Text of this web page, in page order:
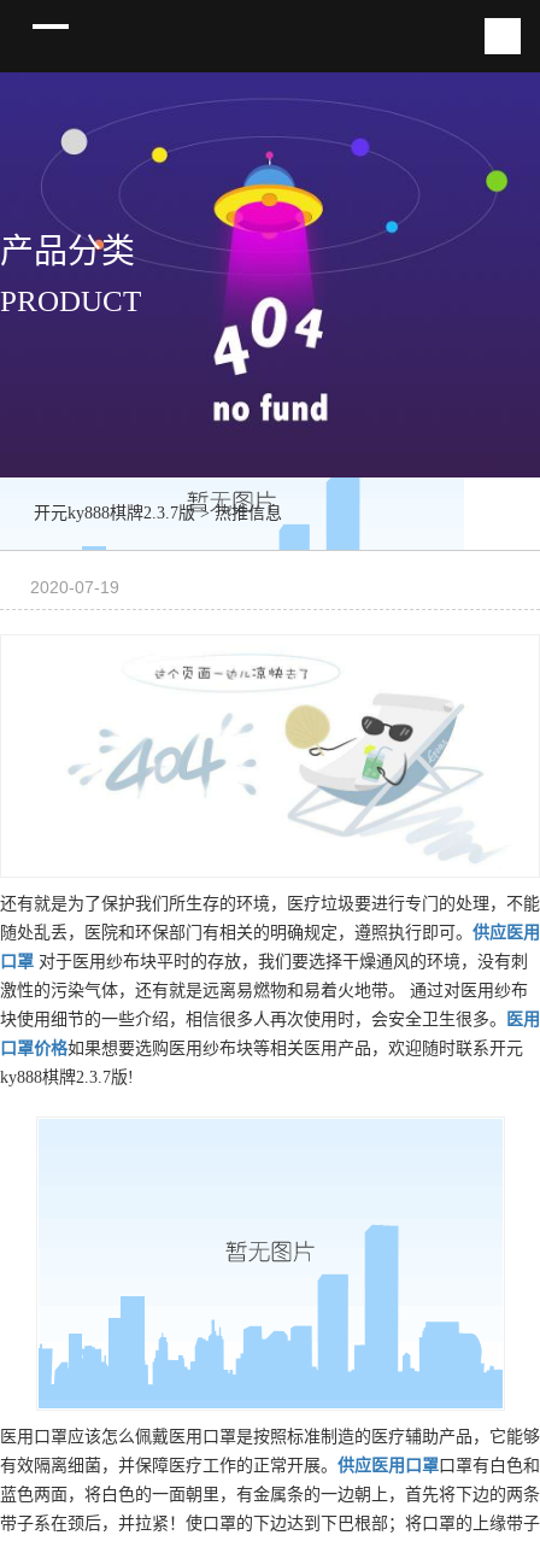
产品分类
PRODUCT
开元ky888棋牌2.3.7版>热推信息
2020-07-19
还有就是为了保护我们所生存的环境，医疗垃圾要进行专门的处理，不能
随处乱丢，医院和环保部门有相关的明确规定，遵照执行即可。 供应 医用
口罩 对于医用纱布块平时的存放，我们要选择干燥通风的环境，没有刺
激性的污染气体，还有就是远离易燃物和易着火地带。 通过对医用纱布
块使用细节的一些介绍，相信很多人再次使用时，会安全卫生很多。
医用
口罩价格如果想要选购医用纱布块等相关医用产品，欢迎随时联系开元
ky888棋牌2.3.7版!
医用口罩应该怎么佩戴医用口罩是按照标准制造的医疗辅助产品，它能够
有效隔离细菌，并保障医疗工作的正常开展。 供应 医用口罩口罩有白色和
蓝色两面，将白色的一面朝里，有金属条的一边朝上，首先将下边的两条
带子系在颈后，并拉紧！使口罩的下边达到下巴根部；将口罩的上缘带子